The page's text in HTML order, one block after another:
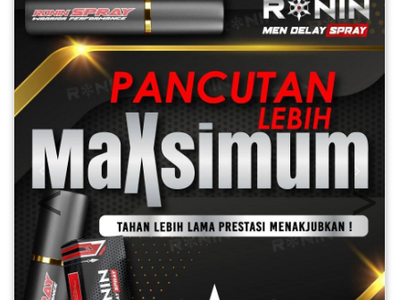
Previous Next
BABIES(0)
KESIHATAN(80)
PERNIAGAAN
RUNCIT(1)
FESYEN
WANITA(0)